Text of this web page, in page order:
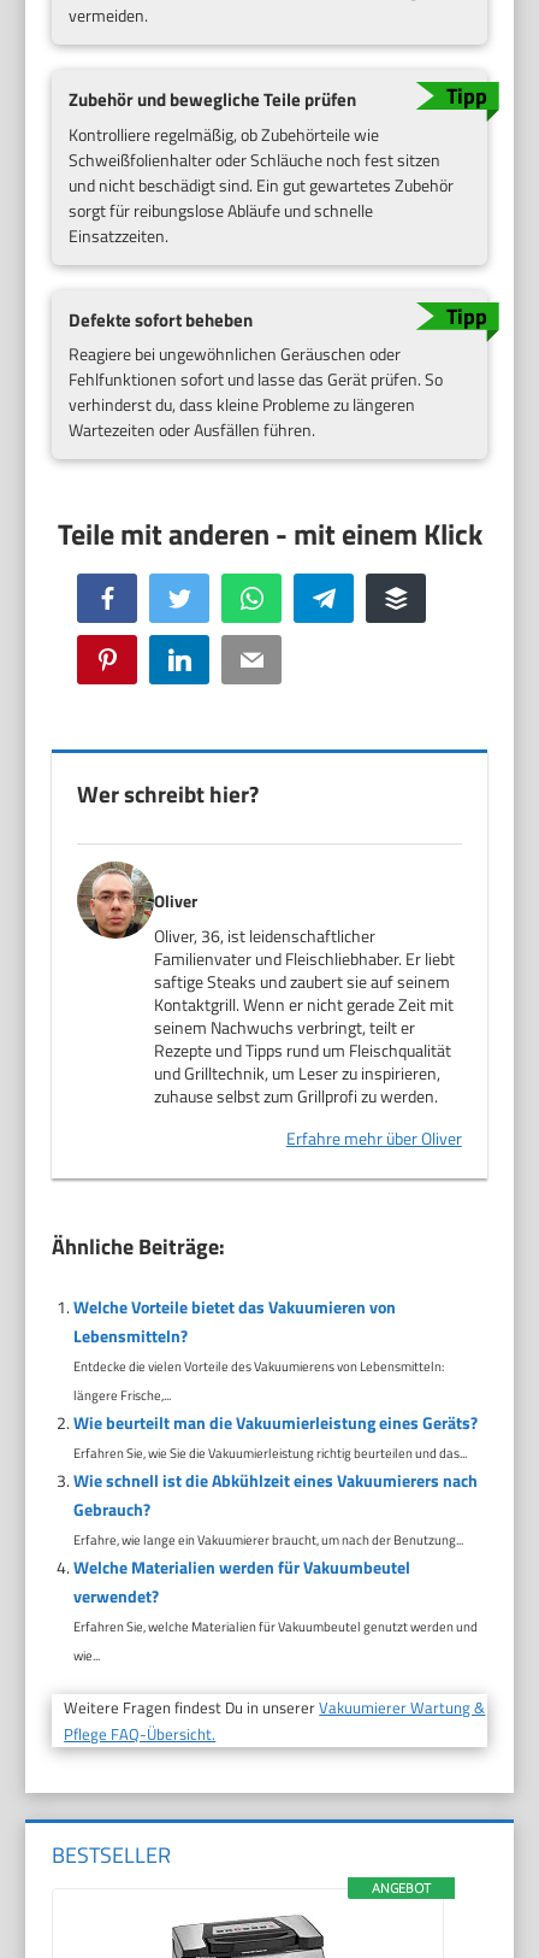
vermeiden.
Zubehör und bewegliche Teile prüfen
Kontrolliere regelmäßig, ob Zubehörteile wie
Schweißfolienhalter oder Schläuche noch fest sitzen
und nicht beschädigt sind. Ein gut gewartetes Zubehör
sorgt für reibungslose Abläufe und schnelle
Einsatzzeiten.
Defekte sofort beheben
Reagiere bei ungewöhnlichen Geräuschen oder
Fehlfunktionen sofort und lasse das Gerät prüfen. So
verhinderst du, dass kleine Probleme zu längeren
Wartezeiten oder Ausfällen führen.
Facebook Twitter WhatsApp Telegram Buffer
Pinterest LinkedIn Email
Wer schreibt hier?
Oliver
Oliver, 36, ist leidenschaftlicher
Familienvater und Fleischliebhaber. Er liebt
saftige Steaks und zaubert sie auf seinem
Kontaktgrill. Wenn er nicht gerade Zeit mit
seinem Nachwuchs verbringt, teilt er
Rezepte und Tipps rund um Fleischqualität
und Grilltechnik, um Leser zu inspirieren,
zuhause selbst zum Grillprofi zu werden.
Erfahre mehr über Oliver
Ähnliche Beiträge:
Welche Vorteile bietet das Vakuumieren von
Lebensmitteln?
Entdecke die vielen Vorteile des Vakuumierens von Lebensmitteln:
längere Frische,...
Wie beurteilt man die Vakuumierleistung eines Geräts?
Erfahren Sie, wie Sie die Vakuumierleistung richtig beurteilen und das...
Wie schnell ist die Abkühlzeit eines Vakuumierers nach
Gebrauch?
Erfahre, wie lange ein Vakuumierer braucht, um nach der Benutzung...
Welche Materialien werden für Vakuumbeutel
verwendet?
Erfahren Sie, welche Materialien für Vakuumbeutel genutzt werden und
wie...
Weitere Fragen findest Du in unsererVakuumierer Wartung &
Pflege FAQ-Übersicht.
BESTSELLER
ANGEBOT